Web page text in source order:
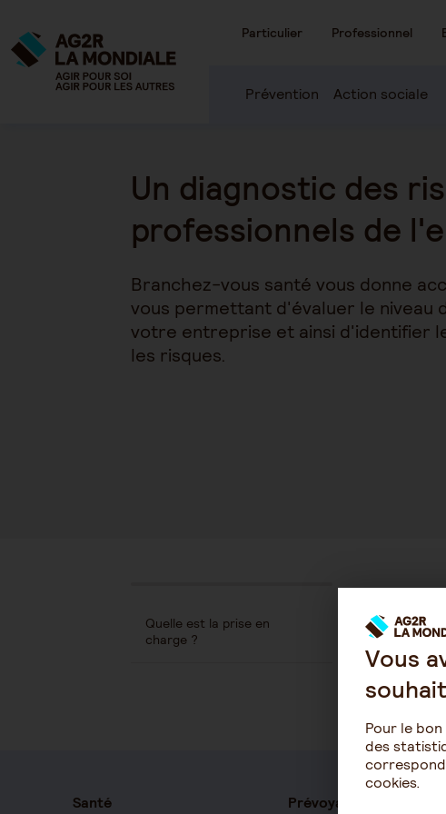
Particulier Professionnel
Prévention Action sociale
Un diagnostic des
professionnels de
Branchez-vous santé vous donne
vous permettant d'évaluer le niveau
votre entreprise et ainsi d'identifier
les risques.
Quelle est la prise en
charge ?
Santé
Prévoyance
Vous
Pour le
des
cookies.